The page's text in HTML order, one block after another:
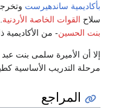
بأكاديمية ساندهيرست
سلاح القوات الخاصة الأردنية
بنت الحسين- من الأكاديمية
إلا أن الأميرة سلمى بنت عبد
مرحلة التدريب الأساسية
المراجع